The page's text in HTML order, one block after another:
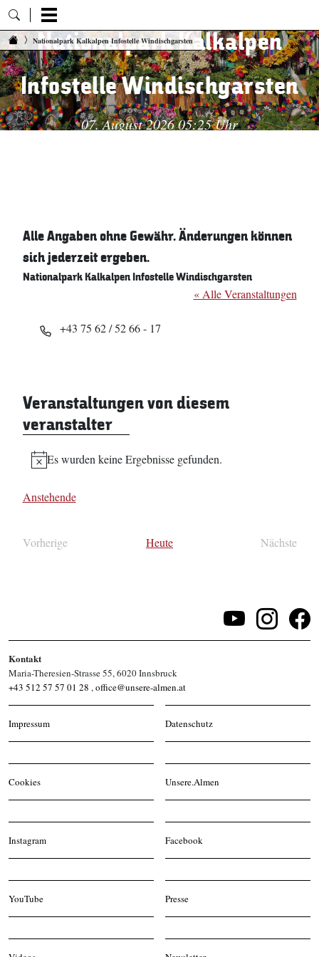
Zum Inhalt springen
Nationalpark Kalkalpen Infostelle Windischgarsten
Nationalpark Kalkalpen
Infostelle Windischgarsten
07. August 2026 05:25 Uhr
Alle Angaben ohne Gewähr. Änderungen können
sich jederzeit ergeben.
Nationalpark Kalkalpen Infostelle Windischgarsten
« Alle Veranstaltungen
Telefon
+43 75 62 / 52 66 - 17
Veranstaltungen von diesem
veranstalter
Hinweis
Es wurden keine Ergebnisse gefunden.
Anstehende
Vorherige
Heute
Nächste
Kontakt
Maria-Theresien-Strasse 55, 6020 Innsbruck
+43 512 57 57 01 28 , office@unsere-almen.at
Impressum Datenschutz
Cookies Unsere.Almen
Instagram Facebook
YouTube Presse